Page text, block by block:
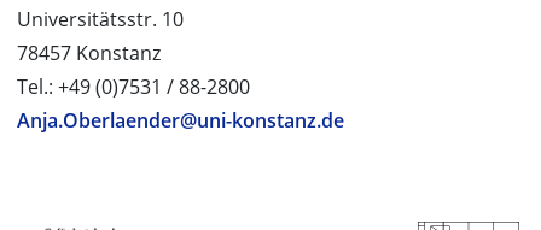
Universitätsstr. 10
78457 Konstanz
Tel.: +49 (0)7531 / 88-2800
Anja.Oberlaender@uni-konstanz.de